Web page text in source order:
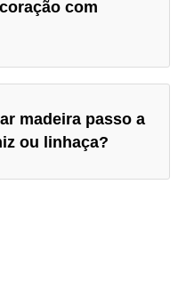
com
madeira passo a
ou linhaça?